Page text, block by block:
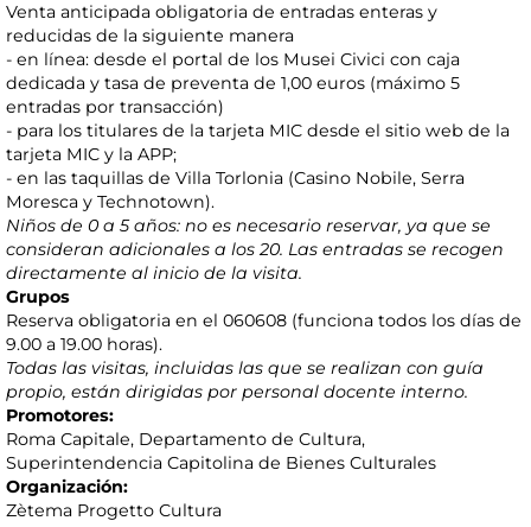
Venta anticipada obligatoria de entradas enteras y
reducidas de la siguiente manera
- en línea: desde el portal de los Musei Civici con caja
dedicada y tasa de preventa de 1,00 euros (máximo 5
entradas por transacción)
- para los titulares de la tarjeta MIC desde el sitio web de la
tarjeta MIC y la APP;
- en las taquillas de Villa Torlonia (Casino Nobile, Serra
Moresca y Technotown).
Niños de 0 a 5 años: no es necesario reservar, ya que se
consideran adicionales a los 20. Las entradas se recogen
directamente al inicio de la visita.
Grupos
Reserva obligatoria en el 060608 (funciona todos los días de
9.00 a 19.00 horas).
Todas las visitas, incluidas las que se realizan con guía
propio, están dirigidas por personal docente interno.
Promotores:
Roma Capitale, Departamento de Cultura,
Superintendencia Capitolina de Bienes Culturales
Organización:
Zètema Progetto Cultura